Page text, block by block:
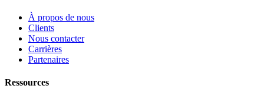
À propos de nous
Clients
Nous contacter
Carrières
Partenaires
Ressources